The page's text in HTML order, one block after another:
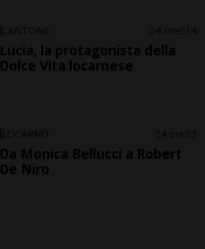
CANTONE 4 ore 14
Lucia, la protagonista della
Dolce Vita locarnese
LOCARNO 4 ore 3
Da Monica Bellucci a Robert
De Niro